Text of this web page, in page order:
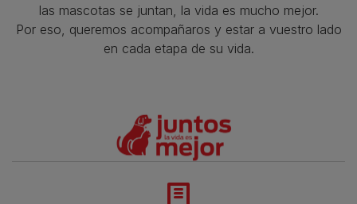
las mascotas se juntan, la vida es mucho mejor.
Por eso, queremos acompañaros y estar a vuestro lado
en cada etapa de su vida.​